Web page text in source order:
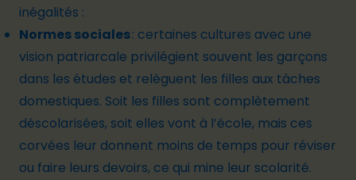
inégalités :
Normes sociales: certaines cultures avec une
vision patriarcale privilégient souvent les garçons
dans les études et relèguent les filles aux tâches
domestiques. Soit les filles sont complètement
déscolarisées, soit elles vont à l’école, mais ces
corvées leur donnent moins de temps pour réviser
ou faire leurs devoirs, ce qui mine leur scolarité.